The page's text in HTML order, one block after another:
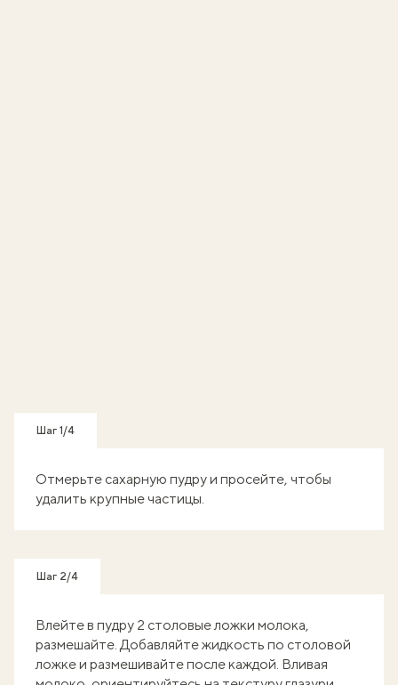
Шаг 1/4
Отмерьте сахарную пудру и просейте, чтобы
удалить крупные частицы.
Шаг 2/4
Влейте в пудру 2 столовые ложки молока,
размешайте. Добавляйте жидкость по столовой
ложке и размешивайте после каждой. Вливая